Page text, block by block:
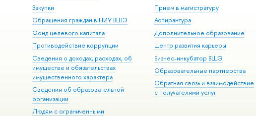
Закупки
Обращения граждан в НИУ ВШЭ
Фонд целевого капитала
Противодействие коррупции
Сведения о доходах, расходах, об
имуществе и обязательствах
имущественного характера
Сведения об образовательной
организации
Людям с ограниченными
Прием в магистратуру
Аспирантура
Дополнительное образование
Центр развития карьеры
Бизнес-инкубатор ВШЭ
Образовательные партнерства
Обратная связь и взаимодействие
с получателями услуг